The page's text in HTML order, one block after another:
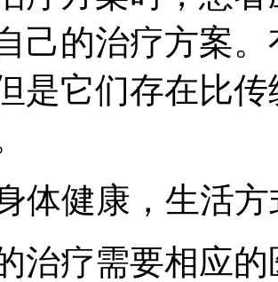
己的治疗方案
是它们存在比
体健康，生活
治疗需要相应